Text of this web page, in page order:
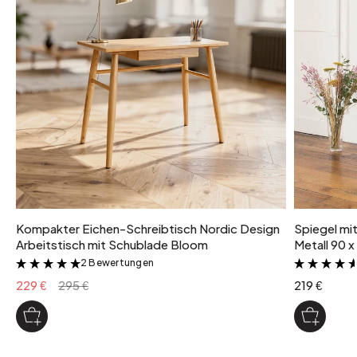
28 kg
Farbvariante
Schwarz
Kompakter Eichen-Schreibtisch Nordic Design
Arbeitstisch mit Schublade Bloom
&
2 Bewertungen
229 € 295 €
Spiegel
Metall 90
219 €